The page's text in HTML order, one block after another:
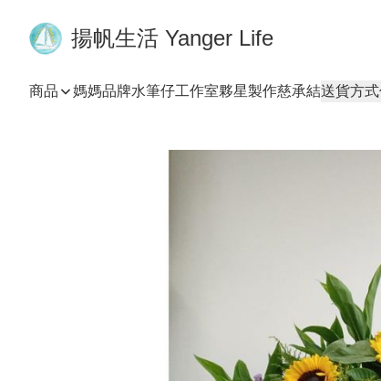
揚帆生活 Yanger Life
商品 媽媽品牌水筆仔工作室夥星製作慈承結送貨方式